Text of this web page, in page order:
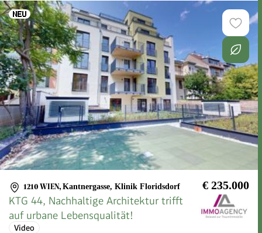
1210 WIEN, Kantnergasse, Klinik Floridsdorf € 235.000
KTG 44, Nachhaltige Architektur trifft
auf urbane Lebensqualität!
Video